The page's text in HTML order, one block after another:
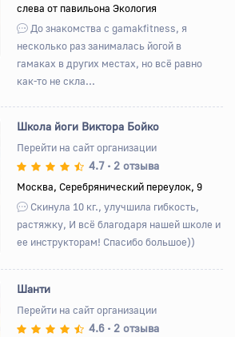
слева от павильона Экология
До знакомства с gamakfitness, я
несколько раз занималась йогой в
гамаках в других местах, но всё равно
как-то не скла...
Вперед
Школа йоги Виктора Бойко
Перейти на сайт организации
4.7 • 2 отзыва
Москва, Серебрянический переулок, 9
Скинула 10 кг., улучшила гибкость,
растяжку, И всё благодаря нашей школе и
ее инструкторам! Спасибо большое))
Шанти
Перейти на сайт организации
4.6 • 2 отзыва